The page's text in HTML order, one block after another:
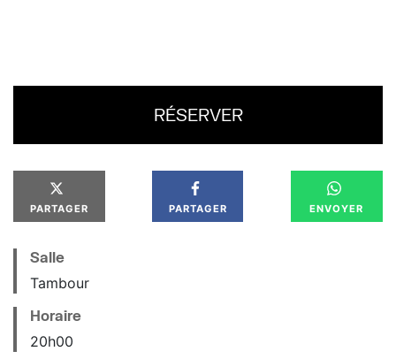
RÉSERVER
PARTAGER PARTAGER ENVOYER
Salle
Tambour
Horaire
20h00